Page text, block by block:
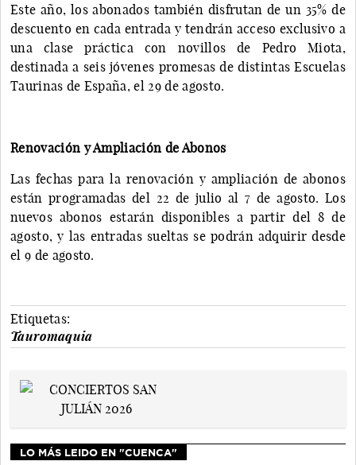
Este año, los abonados también disfrutan de un 35% de
descuento en cada entrada y tendrán acceso exclusivo a
una clase práctica con novillos de Pedro Miota,
destinada a seis jóvenes promesas de distintas Escuelas
Taurinas de España, el 29 de agosto.
Renovación y Ampliación de Abonos
Las fechas para la renovación y ampliación de abonos
están programadas del 22 de julio al 7 de agosto. Los
nuevos abonos estarán disponibles a partir del 8 de
agosto, y las entradas sueltas se podrán adquirir desde
el 9 de agosto.
Etiquetas:
Tauromaquia
LO MÁS LEIDO EN "CUENCA"